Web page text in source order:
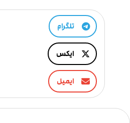
تلگرام
ایکس
ایمیل